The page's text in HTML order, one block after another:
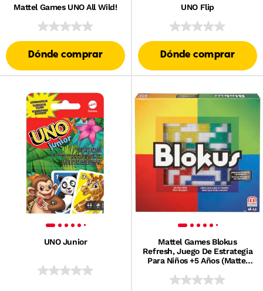
Mattel Games UNO All Wild!
Dónde comprar
UNO Flip
Dónde comprar
UNO Junior
Mattel Games Blokus
Refresh, Juego De Estrategia
Para Niños +5 Años (Mattel